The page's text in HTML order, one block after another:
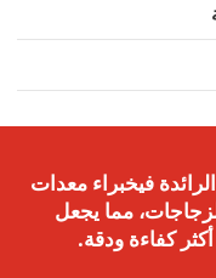
فيخبراء معدات
مما يجعل
كفاءة ودقة.